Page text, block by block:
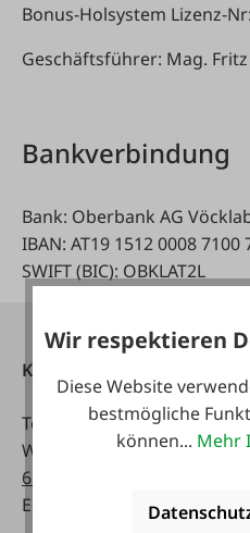
Bonus-Holsystem Lizenz-
Geschäftsführer: Mag.
Bankverbindung
Bank: Oberbank AG
IBAN: AT19 1512 0008 7100
SWIFT (BIC): OBKLAT2L
Kontakt
Tel:
0043 7672 716-0
WhatsApp: 0043 677
63514619
E-Mail:
info@faie.at
Wir respektieren
Diese Website
bestmögliche
können... Mehr